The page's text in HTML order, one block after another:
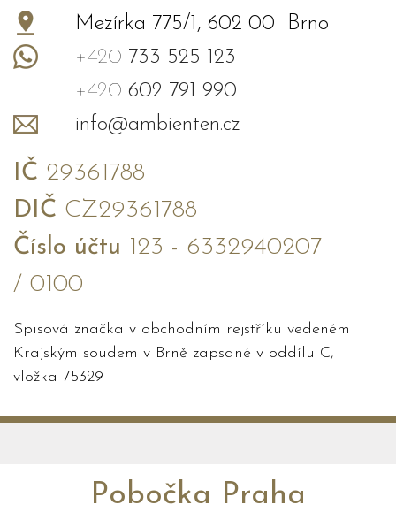
Mezírka 775/1, 602 00 Brno
+420 733 525 123
+420 602 791 990
info@ambienten.cz
IČ 29361788
DIČ CZ29361788
Číslo účtu 123 - 6332940207
/ 0100
Spisová značka v obchodním rejstříku vedeném
Krajským soudem v Brně zapsané v oddílu C,
vložka 75329
Pobočka Praha